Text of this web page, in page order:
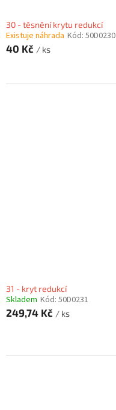
30 - těsnění krytu redukcí
Existuje náhrada Kód: 50D0230
40 Kč / ks
31 - kryt redukcí
Skladem Kód: 50D0231
249,74 Kč / ks